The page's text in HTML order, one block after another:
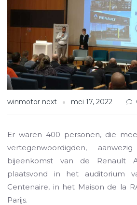
winmotor next mei 17, 2022
Er waren 400 personen, die
vertegenwoordigden,
bijeenkomst van de Renault
plaatsvond in het auditorium
Centenaire, in het Maison de la
Parijs.